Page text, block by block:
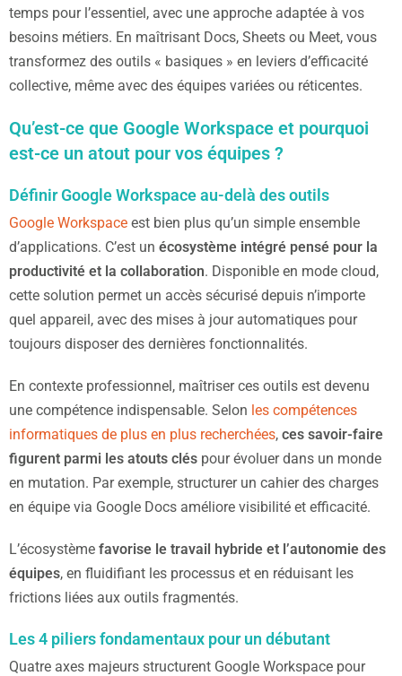
temps pour l’essentiel, avec une approche adaptée à vos
besoins métiers. En maîtrisant Docs, Sheets ou Meet, vous
transformez des outils « basiques » en leviers d’efficacité
collective, même avec des équipes variées ou réticentes.
Qu’est-ce que Google Workspace et pourquoi
est-ce un atout pour vos équipes ?
Définir Google Workspace au-delà des outils
Google Workspace est bien plus qu’un simple ensemble
d’applications. C’est un écosystème intégré pensé pour la
productivité et la collaboration. Disponible en mode cloud,
cette solution permet un accès sécurisé depuis n’importe
quel appareil, avec des mises à jour automatiques pour
toujours disposer des dernières fonctionnalités.
En contexte professionnel, maîtriser ces outils est devenu
une compétence indispensable. Selon les compétences
informatiques de plus en plus recherchées, ces savoir-faire
figurent parmi les atouts clés pour évoluer dans un monde
en mutation. Par exemple, structurer un cahier des charges
en équipe via Google Docs améliore visibilité et efficacité.
L’écosystème favorise le travail hybride et l’autonomie des
équipes, en fluidifiant les processus et en réduisant les
frictions liées aux outils fragmentés.
Les 4 piliers fondamentaux pour un débutant
Quatre axes majeurs structurent Google Workspace pour